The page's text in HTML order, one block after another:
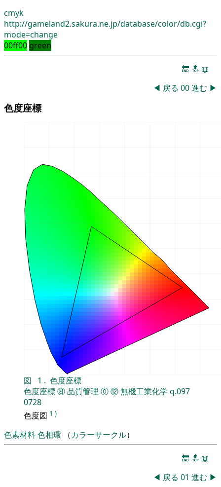
cmyk
http://gameland2.sakura.ne.jp/database/color/db.cgi?
mode=change
00ff00 green
🔚 🔝 📖
◀ 戻る 00進む ▶
色度座標
図 1 . 色度座標
色度座標⑧品質管理 ⓪⑫無機工業化学 q.097
0728
色度図 1 )
色素材料色相環 （カラーサークル）
🔚 🔝 📖
◀ 戻る 01 進む ▶